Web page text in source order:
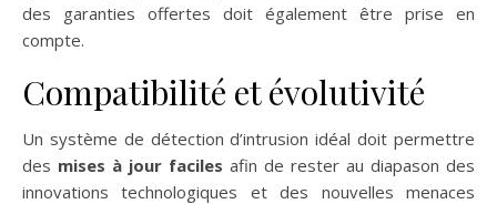
des garanties offertes doit également être prise en
compte.
Compatibilité et évolutivité
Un système de détection d’intrusion idéal doit permettre
des mises à jour faciles afin de rester au diapason des
innovations technologiques et des nouvelles menaces